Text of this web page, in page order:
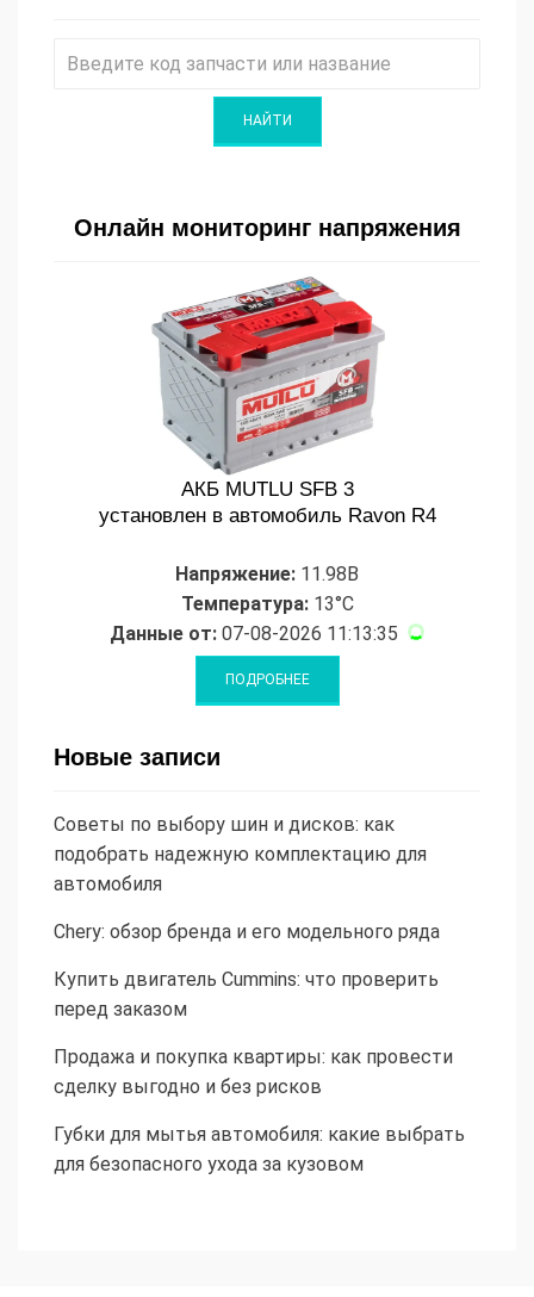
Онлайн мониторинг напряжения
АКБ MUTLU SFB 3
установлен в автомобиль Ravon R4
Напряжение: 11.98В
Температура:13°C
Данные от: 07-08-2026 11:13:35
Новые записи
Советы по выбору шин и дисков: как
подобрать надежную комплектацию для
автомобиля
Chery: обзор бренда и его модельного ряда
Купить двигатель Cummins: что проверить
перед заказом
Продажа и покупка квартиры: как провести
сделку выгодно и без рисков
Губки для мытья автомобиля: какие выбрать
для безопасного ухода за кузовом